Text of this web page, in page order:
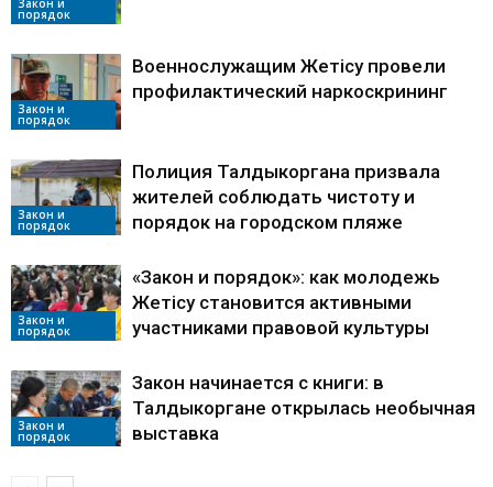
порядок
Закон и
порядок
Военнослужащим Жетісу провели
профилактический наркоскрининг
Закон и
порядок
Полиция Талдыкоргана призвала
жителей соблюдать чистоту и
порядок на городском пляже
Закон и
порядок
«Закон и порядок»: как молодежь
Жетісу становится активными
участниками правовой культуры
Закон и
порядок
Закон начинается с книги: в
Талдыкоргане открылась необычная
выставка